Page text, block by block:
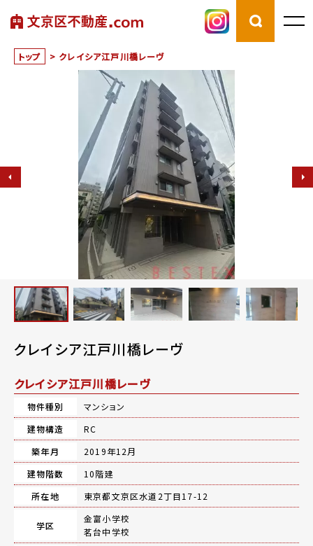
トップ > クレイシア江戸川橋レーヴ
クレイシア江戸川橋レーヴ
クレイシア江戸川橋レーヴ
物件種別
マンション
建物構造
RC
築年月
2019年12月
建物階数
10階建
所在地
東京都文京区水道2丁目17-12
学区
金富小学校
茗台中学校